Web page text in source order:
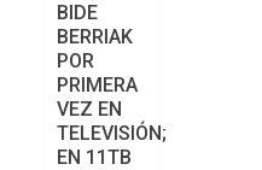
BIDE
BERRIAK
POR
PRIMERA
VEZ EN
TELEVISIÓN;
EN 11TB